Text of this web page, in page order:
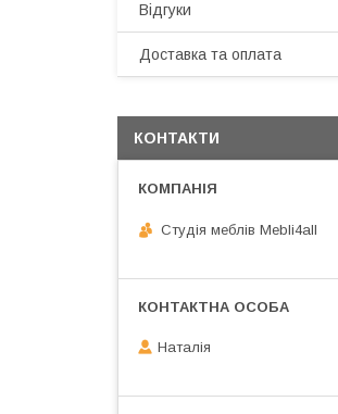
Відгуки
Доставка та оплата
КОНТАКТИ
Студія меблів Mebli4all
Наталія